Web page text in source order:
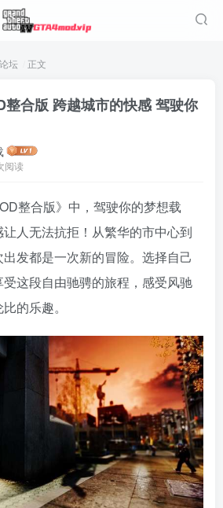
坛 正文
整合版 跨越城市的快感 驾驶你
阅读
整合版》中，驾驶你的梦想载
人无法抗拒！从繁华的市中心到
发都是一次新的冒险。选择自己
这段自由驰骋的旅程，感受风驰
的乐趣。